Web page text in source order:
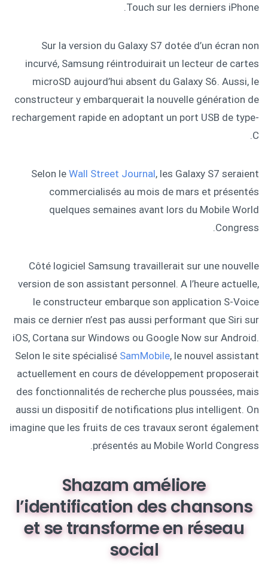
Touch sur les derniers iPhone.
Sur la version du Galaxy S7 dotée d’un écran non
incurvé, Samsung réintroduirait un lecteur de cartes
microSD aujourd’hui absent du Galaxy S6. Aussi, le
constructeur y embarquerait la nouvelle génération de
rechargement rapide en adoptant un port USB de type-
C.
Selon le Wall Street Journal, les Galaxy S7 seraient
commercialisés au mois de mars et présentés
quelques semaines avant lors du Mobile World
Congress.
Côté logiciel Samsung travaillerait sur une nouvelle
version de son assistant personnel. A l’heure actuelle,
le constructeur embarque son application S-Voice
mais ce dernier n’est pas aussi performant que Siri sur
iOS, Cortana sur Windows ou Google Now sur Android.
Selon le site spécialisé SamMobile, le nouvel assistant
actuellement en cours de développement proposerait
des fonctionnalités de recherche plus poussées, mais
aussi un dispositif de notifications plus intelligent. On
imagine que les fruits de ces travaux seront également
présentés au Mobile World Congress.
Shazam améliore
l’identification des chansons
et se transforme en réseau
social